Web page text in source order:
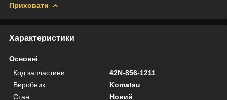
Приховати
Характеристики
Основні
Код запчастини
42N-856-1211
Виробник
Komatsu
Стан
Новий